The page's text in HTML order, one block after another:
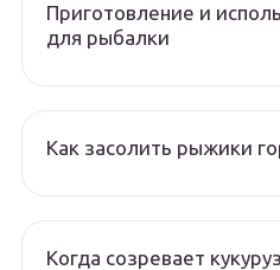
Приготовление и
для рыбалки
Как засолить рыжики
Когда созревает